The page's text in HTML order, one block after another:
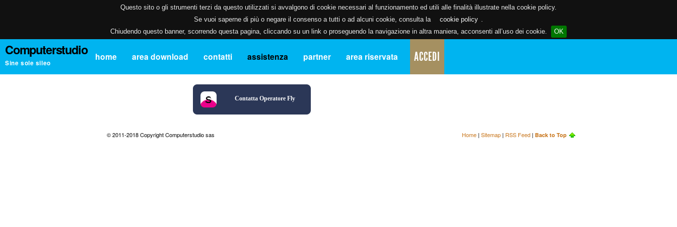
Questo sito o gli strumenti terzi da questo utilizzati si avvalgono di cookie necessari al funzionamento ed utili alle finalità illustrate nella cookie policy.
Se vuoi saperne di più o negare il consenso a tutti o ad alcuni cookie, consulta la
cookie policy .
Chiudendo questo banner, scorrendo questa pagina, cliccando su un link o proseguendo la navigazione in altra maniera, acconsenti all’uso dei cookie.
OK
Computerstudio
Sine sole sileo
home area download contatti assistenza partner area riservata ACCEDI
Contatta Operatore Fly
© 2011-2018 Copyright Computerstudio sas Home | Sitemap | RSS Feed | Back to Top